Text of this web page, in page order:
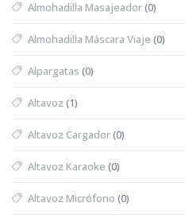
Almohadilla Masajeador(0)
Almohadilla Máscara Viaje (0)
Alpargatas (0)
Altavoz (1)
Altavoz Cargador(0)
Altavoz Karaoke (0)
Altavoz Micrófono (0)